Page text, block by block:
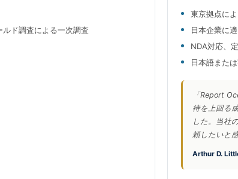
ド調査による一次調査
東京拠点に
日本企業に
NDA対応、
日本語また
「Report
待を上回る
した。当社
頼したいと
Arthur D.